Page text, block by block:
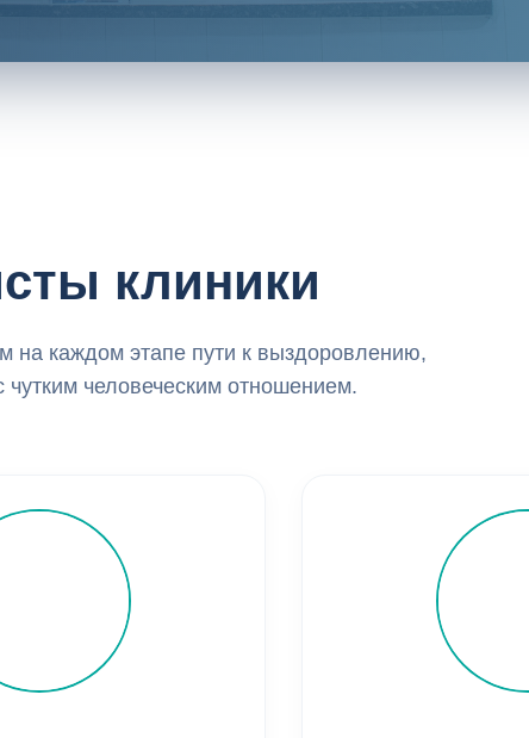
клиники
на каждом этапе пути к выздоровлению,
человеческим отношением.